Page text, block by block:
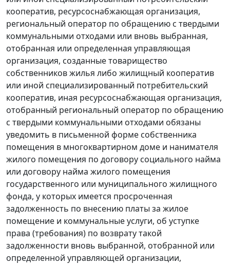
кооператив, ресурсоснабжающая организация,
региональный оператор по обращению с твердыми
коммунальными отходами или вновь выбранная,
отобранная или определенная управляющая
организация, созданные товарищество
собственников жилья либо жилищный кооператив
или иной специализированный потребительский
кооператив, иная ресурсоснабжающая организация,
отобранный региональный оператор по обращению
с твердыми коммунальными отходами обязаны
уведомить в письменной форме собственника
помещения в многоквартирном доме и нанимателя
жилого помещения по договору социального найма
или договору найма жилого помещения
государственного или муниципального жилищного
фонда, у которых имеется просроченная
задолженность по внесению платы за жилое
помещение и коммунальные услуги, об уступке
права (требования) по возврату такой
задолженности вновь выбранной, отобранной или
определенной управляющей организации,